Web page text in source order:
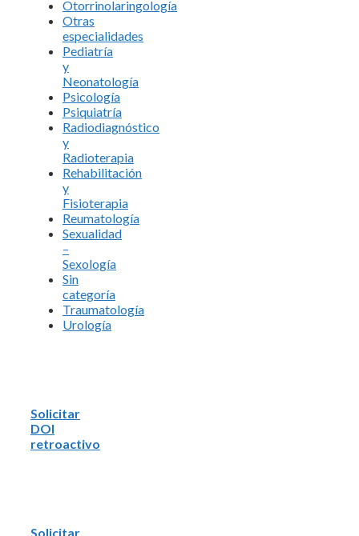
Otorrinolaringología
Otras
especialidades
Pediatría
y
Neonatología
Psicología
Psiquiatría
Radiodiagnóstico
y
Radioterapia
Rehabilitación
y
Fisioterapia
Reumatología
Sexualidad
–
Sexología
Sin
categoría
Traumatología
Urología
Solicitar
DOI
retroactivo
Solicitar